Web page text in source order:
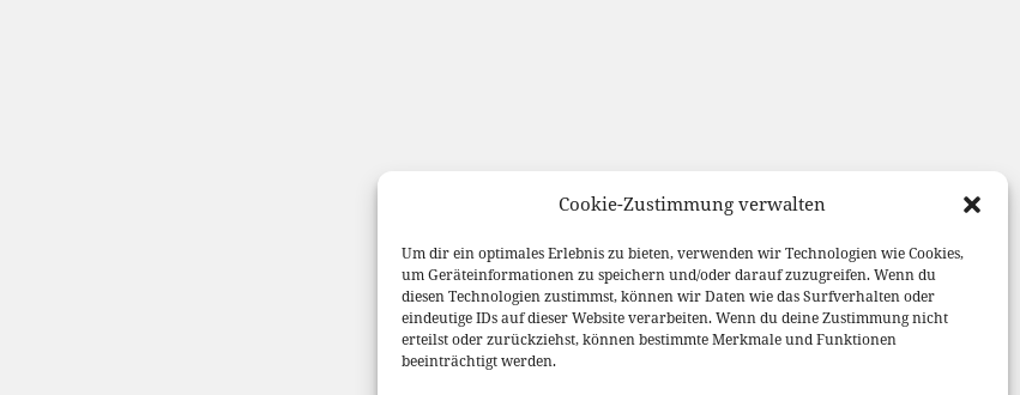
Cookie-Zustimmung verwalten
Um dir ein optimales Erlebnis zu bieten, verwenden wir Technologien wie Cookies,
um Geräteinformationen zu speichern und/oder darauf zuzugreifen. Wenn du
diesen Technologien zustimmst, können wir Daten wie das Surfverhalten oder
eindeutige IDs auf dieser Website verarbeiten. Wenn du deine Zustimmung nicht
erteilst oder zurückziehst, können bestimmte Merkmale und Funktionen
beeinträchtigt werden.